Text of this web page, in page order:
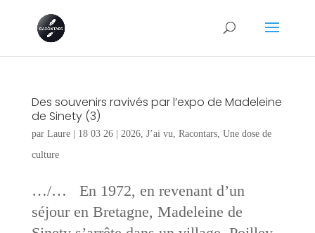
Des souvenirs ravivés par l’expo de Madeleine
de Sinety (3)
par Laure| 18 03 26| 2026, J’ai vu, Racontars, Une dose de
culture
…/… En 1972, en revenant d’un
séjour en Bretagne, Madeleine de